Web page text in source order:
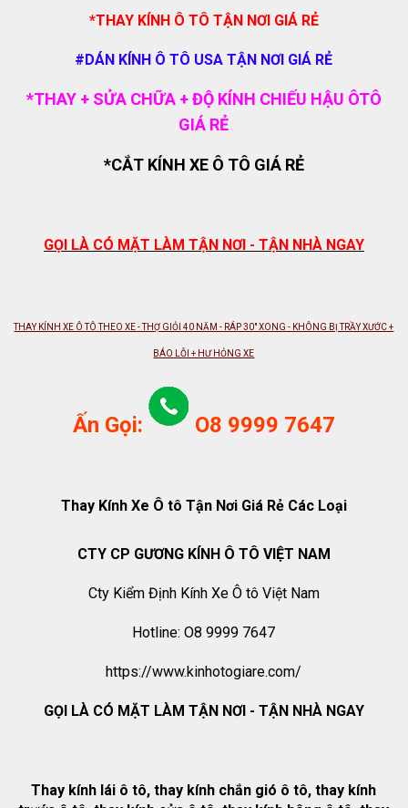
*THAY KÍNH Ô TÔ TẬN NƠI GIÁ RẺ
#DÁN KÍNH Ô TÔ USA TẬN NƠI GIÁ RẺ
*THAY + SỬA CHỮA + ĐỘ KÍNH CHIẾU HẬU ÔTÔ
GIÁ RẺ
*CẮT KÍNH XE Ô TÔ GIÁ RẺ
GỌI LÀ CÓ MẶT LÀM TẬN NƠI - TẬN NHÀ NGAY
THAY KÍNH XE Ô TÔ THEO XE - THỢ GIỎI 40 NĂM - RÁP 30" XONG - KHÔNG BỊ TRẦY XƯỚC +
BÁO LỖI + HƯ HỎNG XE
Ấn Gọi: O8 9999 7647
Thay Kính Xe Ô tô Tận Nơi Giá Rẻ Các Loại
CTY CP GƯƠNG KÍNH Ô TÔ VIỆT NAM
Cty Kiểm Định Kính Xe Ô tô Việt Nam
Hotline: O8 9999 7647
https://www.kinhotogiare.com/
GỌI LÀ CÓ MẶT LÀM TẬN NƠI - TẬN NHÀ NGAY
Thay kính lái ô tô, thay kính chắn gió ô tô, thay kính